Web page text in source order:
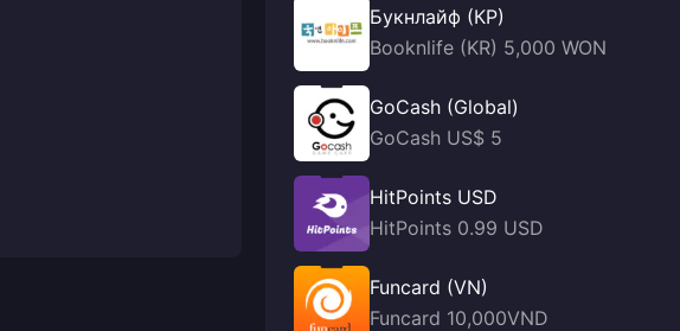
Букнлайф (КР)
Booknlife (KR) 5,000 WON
GoCash (Global)
GoCash US$ 5
HitPoints USD
HitPoints 0.99 USD
Funcard (VN)
Funcard 10,000VND